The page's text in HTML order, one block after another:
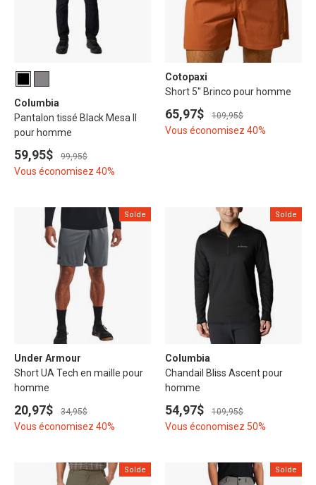
Columbia
Pantalon tissé Black Mesa II
pour homme
59,95$ 99,95$
Vous économisez 40%
Cotopaxi
Short 5'' Brinco pour homme
65,97$ 109,95$
Vous économisez 40%
Solde
Under Armour
Short UA Tech en maille pour
homme
20,97$ 34,95$
Vous économisez 40%
Solde
Columbia
Chandail Bliss Ascent pour
homme
54,97$ 109,95$
Vous économisez 50%
Solde Solde